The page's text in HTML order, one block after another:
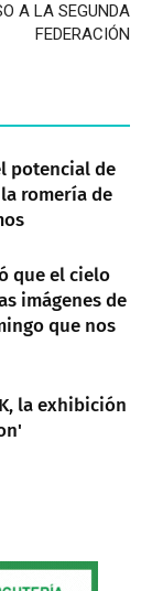
A LA SEGUNDA
FEDERACIÓN
potencial de
romería de
que el cielo
imágenes de
que nos
la exhibición